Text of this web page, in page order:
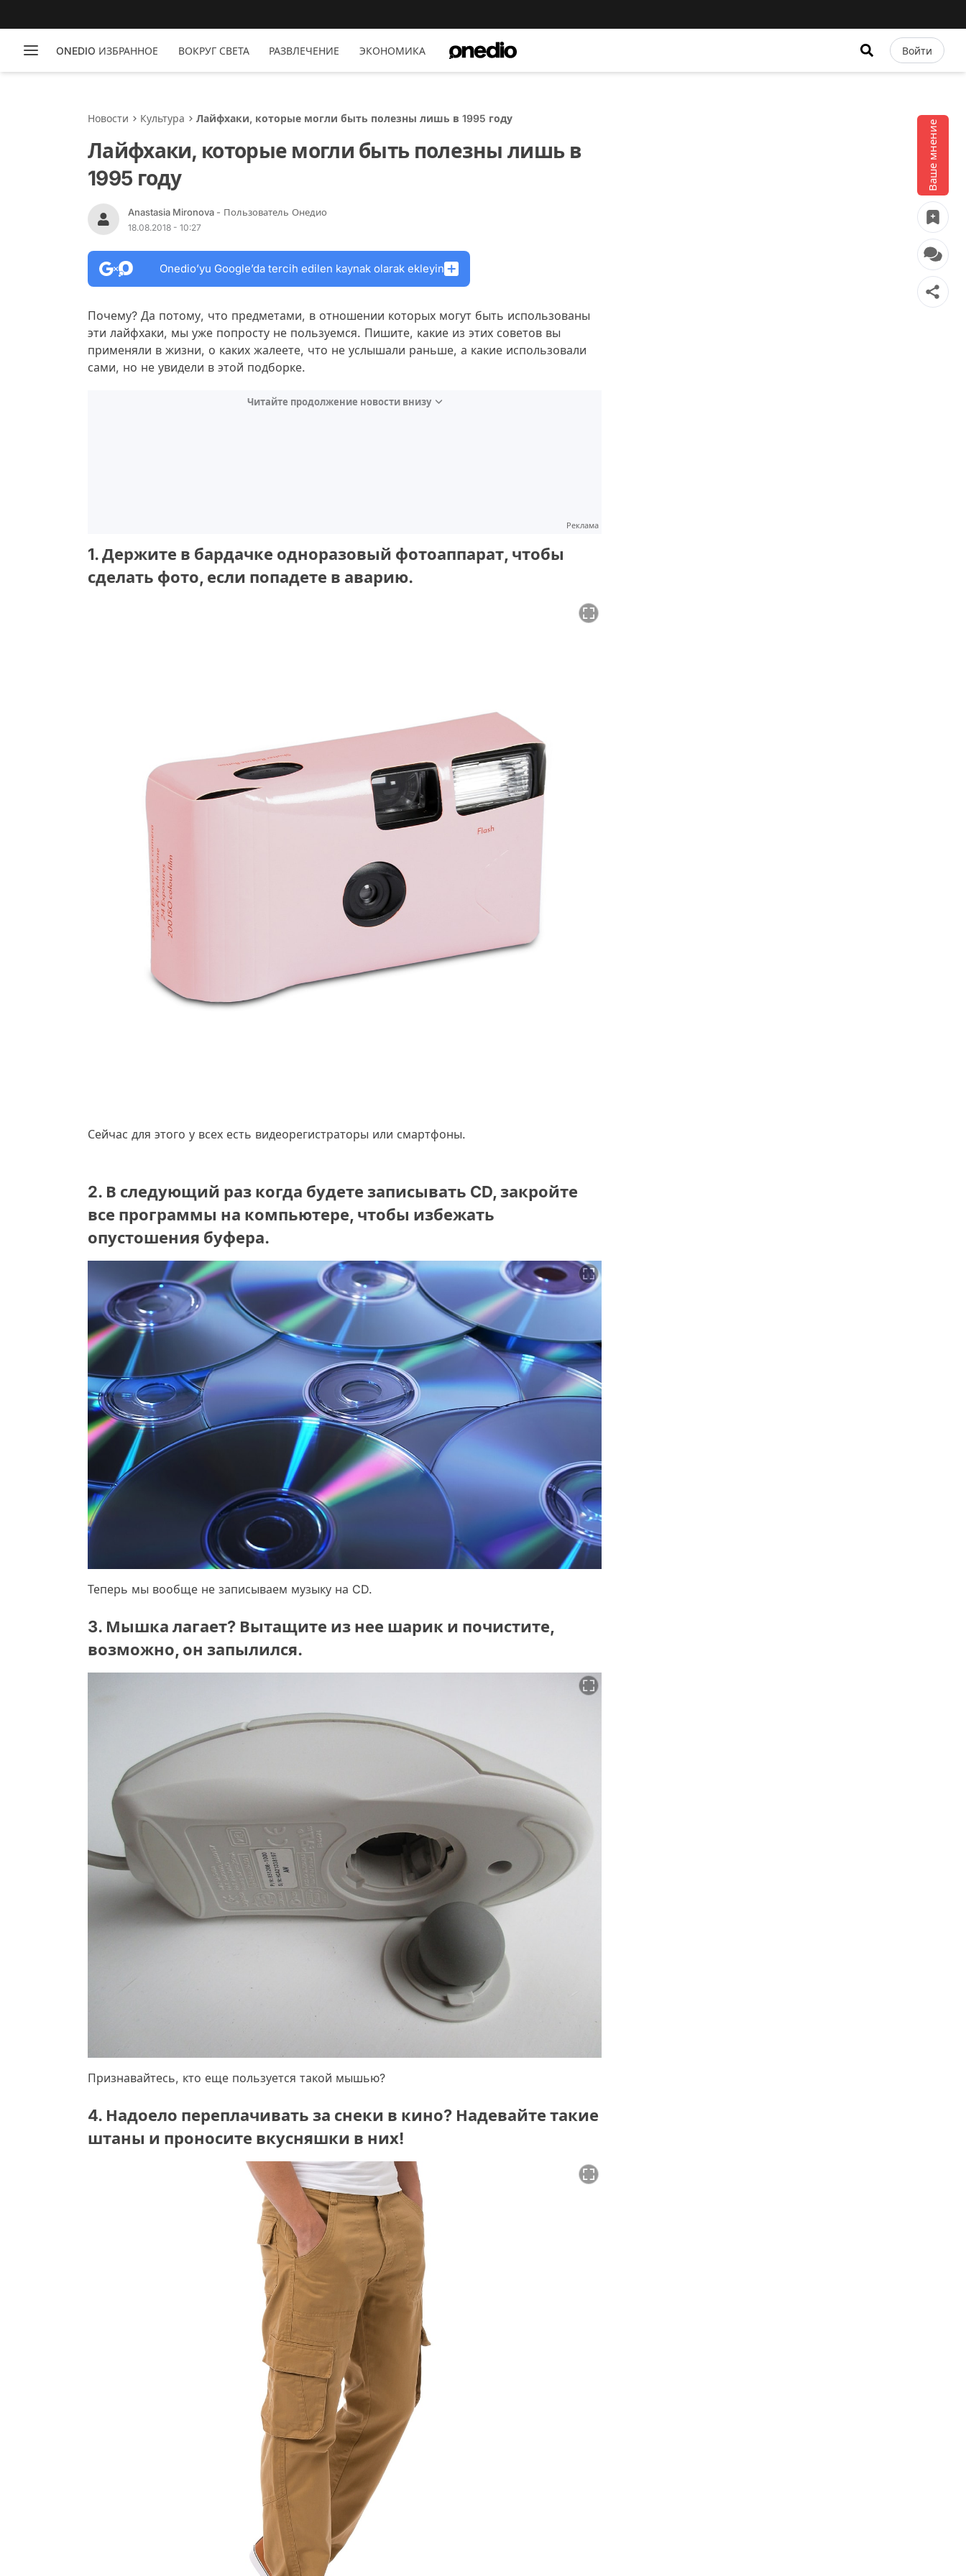
ONEDIO ИЗБРАННОЕ ВОКРУГ СВЕТА РАЗВЛЕЧЕНИЕ ЭКОНОМИКА Войти
Ваше мнение
Новости Культура Лайфхаки, которые могли быть полезны лишь в 1995 году
Лайфхаки, которые могли быть полезны лишь в
1995 году
Anastasia Mironova - Пользователь Онедио
18.08.2018 - 10:27
Onedio’yu Google’da tercih edilen kaynak olarak ekleyin
Почему? Да потому, что предметами, в отношении которых могут быть использованы
эти лайфхаки, мы уже попросту не пользуемся. Пишите, какие из этих советов вы
применяли в жизни, о каких жалеете, что не услышали раньше, а какие использовали
сами, но не увидели в этой подборке.
Читайте продолжение новости внизу
Реклама
1. Держите в бардачке одноразовый фотоаппарат, чтобы
сделать фото, если попадете в аварию.
Сейчас для этого у всех есть видеорегистраторы или смартфоны.
2. В следующий раз когда будете записывать CD, закройте
все программы на компьютере, чтобы избежать
опустошения буфера.
Теперь мы вообще не записываем музыку на CD.
3. Мышка лагает? Вытащите из нее шарик и почистите,
возможно, он запылился.
Признавайтесь, кто еще пользуется такой мышью?
4. Надоело переплачивать за снеки в кино? Надевайте такие
штаны и проносите вкусняшки в них!